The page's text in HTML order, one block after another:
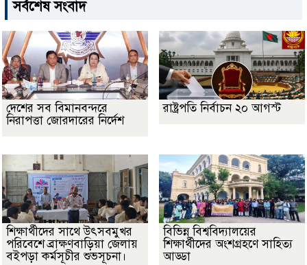
সর্বশেষ সংবাদ
দেশের সব বিমানবন্দরে
নিরাপত্তা জোরদারের নির্দেশ
রাষ্ট্রপতি নির্বাচন ২০ আগস্ট
শিক্ষার্থীদের সাথে উৎসবমুখর
পরিবেশে ব্রাক্ষণবাড়িয়া জেলায়
বইপড়া কর্মসূচীর শুভসূচনা।
বিভিন্ন বিশ্ববিদ্যালয়ের
শিক্ষার্থীদের অংশগ্রহণে সাহিত্য
আড্ডা